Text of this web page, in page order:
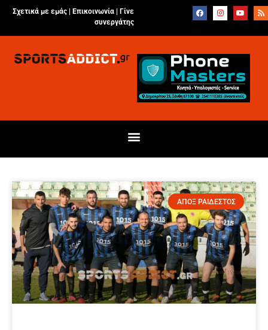
Σχετικά με εμάς | Επικοινωνία
Γίνε
συνεργάτης
ΑΠΟΞ ΡΑΙΔΕΣΤΟΣ